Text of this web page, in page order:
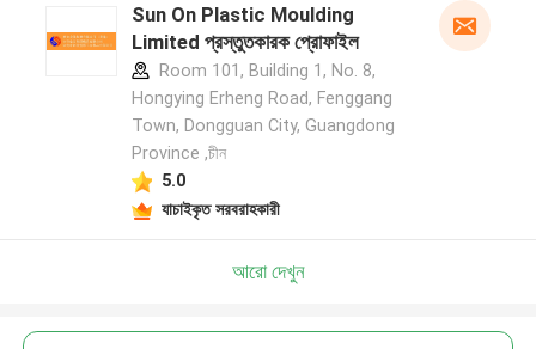
Sun On Plastic Moulding
Limited প্রস্তুতকারক প্রোফাইল
Room 101, Building 1, No. 8,
Hongying Erheng Road, Fenggang
Town, Dongguan City, Guangdong
Province ,চীন
5.0
যাচাইকৃত সরবরাহকারী
আরো দেখুন